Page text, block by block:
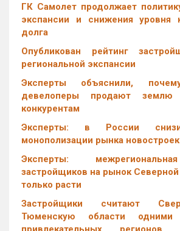
ГК Самолет продолжает
экспансии и снижения уровня
долга
Опубликован рейтинг
региональной экспансии
Эксперты объяснили,
девелоперы продают землю
конкурентам
Эксперты: в России
монополизации рынка новостроек
Эксперты:
застройщиков на рынок
только расти
Застройщики считают
Тюменскую области одними